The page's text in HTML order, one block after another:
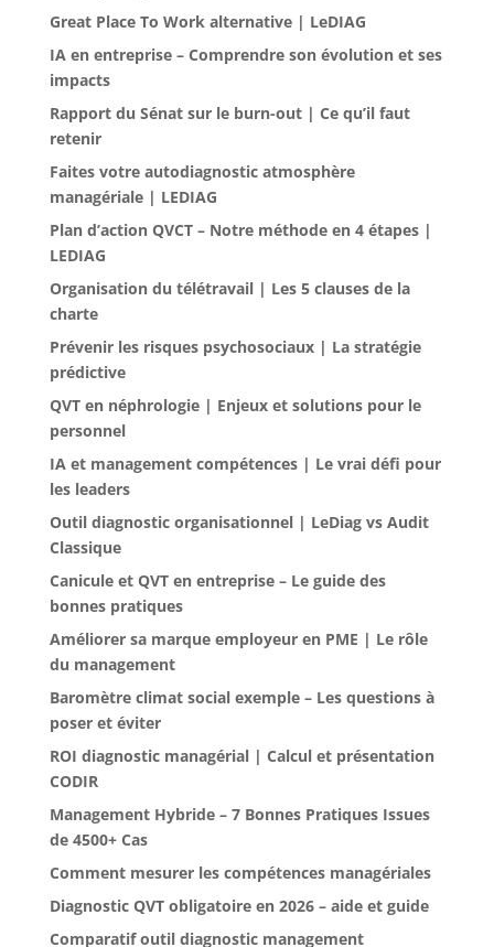
Great Place To Work alternative | LeDIAG
IA en entreprise – Comprendre son évolution et ses
impacts
Rapport du Sénat sur le burn-out | Ce qu’il faut
retenir
Faites votre autodiagnostic atmosphère
managériale | LEDIAG
Plan d’action QVCT – Notre méthode en 4 étapes |
LEDIAG
Organisation du télétravail | Les 5 clauses de la
charte
Prévenir les risques psychosociaux | La stratégie
prédictive
QVT en néphrologie | Enjeux et solutions pour le
personnel
IA et management compétences | Le vrai défi pour
les leaders
Outil diagnostic organisationnel | LeDiag vs Audit
Classique
Canicule et QVT en entreprise – Le guide des
bonnes pratiques
Améliorer sa marque employeur en PME | Le rôle
du management
Baromètre climat social exemple – Les questions à
poser et éviter
ROI diagnostic managérial | Calcul et présentation
CODIR
Management Hybride – 7 Bonnes Pratiques Issues
de 4500+ Cas
Comment mesurer les compétences managériales
Diagnostic QVT obligatoire en 2026 – aide et guide
Comparatif outil diagnostic management